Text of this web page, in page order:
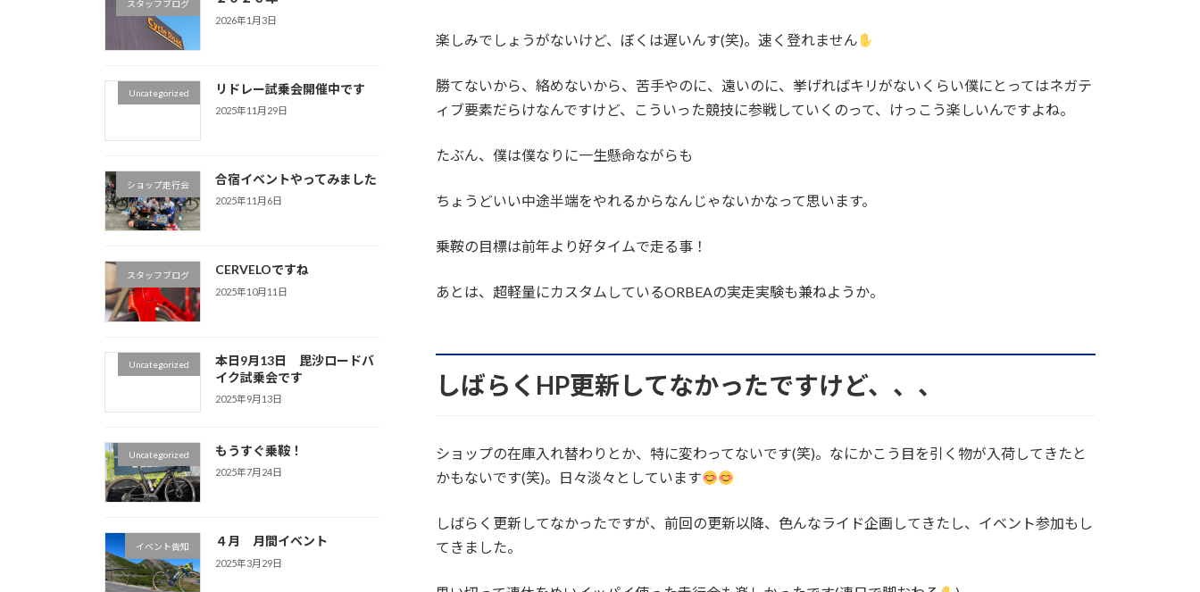
新
:
楽しみでしょうがないけど、ぼくは遅いんす(笑)。速く登れません
勝てないから、絡めないから、苦手やのに、遠いのに、挙げればキリがないくらい僕にとってはネガテ
ィブ要素だらけなんですけど、こういった競技に参戦していくのって、けっこう楽しいんですよね。
たぶん、僕は僕なりに一生懸命ながらも
ちょうどいい中途半端をやれるからなんじゃないかなって思います。
乗鞍の目標は前年より好タイムで走る事！
あとは、超軽量にカスタムしているORBEAの実走実験も兼ねようか。
しばらくHP更新してなかったですけど、、、
ショップの在庫入れ替わりとか、特に変わってないです(笑)。なにかこう目を引く物が入荷してきたと
かもないです(笑)。日々淡々としています
しばらく更新してなかったですが、前回の更新以降、色んなライド企画してきたし、イベント参加もし
てきました。
スタッフブログ
2026年1月3日
Uncategorized リドレー試乗会開催中です
2025年11月29日
ショップ走行会 合宿イベントやってみました
2025年11月6日
スタッフブログ CERVELOですね
2025年10月11日
Uncategorized
本日9月13日 毘沙ロードバ
イク試乗会です
2025年9月13日
Uncategorized もうすぐ乗鞍！
2025年7月24日
イベント告知 ４月 月間イベント
2025年3月29日